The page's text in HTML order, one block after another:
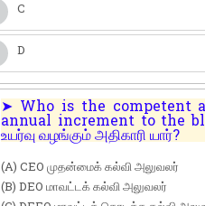
C
D
➤ Who is the competent
annual increment to the
உயர்வு வழங்கும் அதிகாரி யார்?
(A) CEO முதன்மைக் கல்வி அலுவலர்
(B) DEO மாவட்டக் கல்வி அலுவலர்